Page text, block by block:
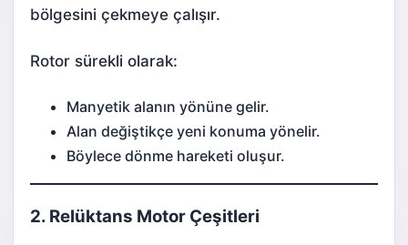
bölgesini çekmeye çalışır.
Rotor sürekli olarak:
Manyetik alanın yönüne gelir.
Alan değiştikçe yeni konuma yönelir.
Böylece dönme hareketi oluşur.
2. Relüktans Motor Çeşitleri